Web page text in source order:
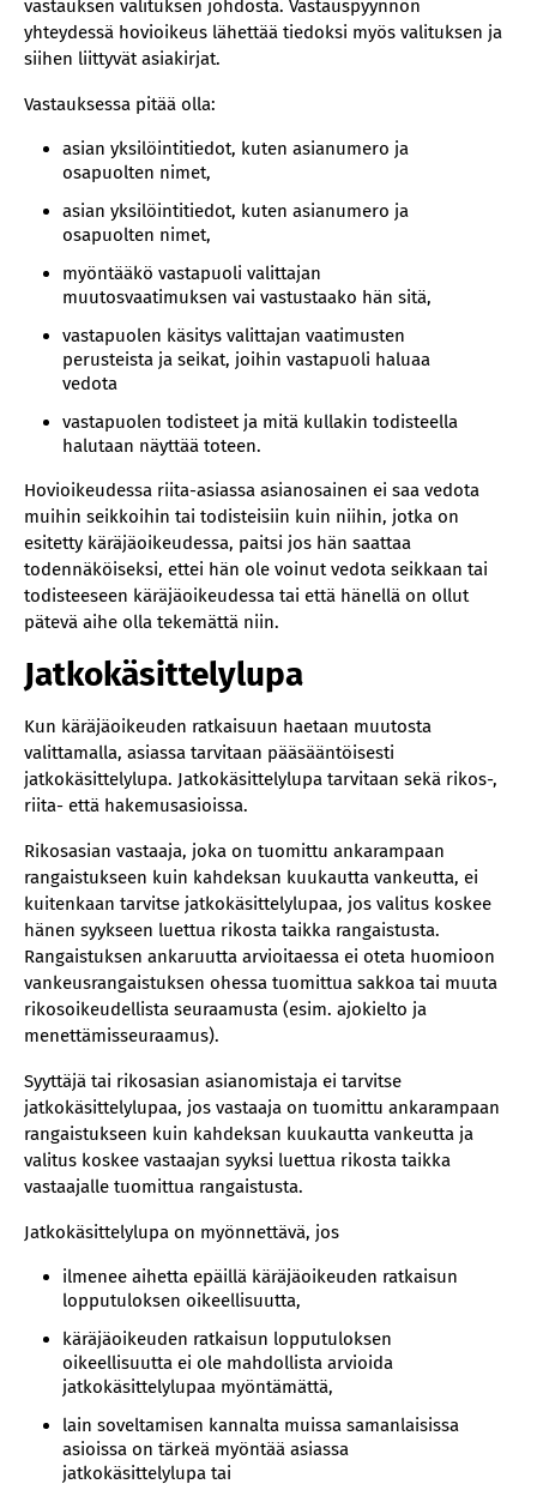
vastauksen valituksen johdosta. Vastauspyynnön
yhteydessä hovioikeus lähettää tiedoksi myös valituksen ja
siihen liittyvät asiakirjat.
Vastauksessa pitää olla:
‍asian yksilöintitiedot, kuten asianumero ja
osapuolten nimet,
asian yksilöintitiedot, kuten asianumero ja
osapuolten nimet,
myöntääkö vastapuoli valittajan
muutosvaatimuksen vai vastustaako hän sitä,
vastapuolen käsitys valittajan vaatimusten
perusteista ja seikat, joihin vastapuoli haluaa
vedota
vastapuolen todisteet ja mitä kullakin todisteella
halutaan näyttää toteen.
Hovioikeudessa riita-asiassa asianosainen ei saa vedota
muihin seikkoihin tai todisteisiin kuin niihin, jotka on
esitetty käräjäoikeudessa, paitsi jos hän saattaa
todennäköiseksi, ettei hän ole voinut vedota seikkaan tai
todisteeseen käräjäoikeudessa tai että hänellä on ollut
pätevä aihe olla tekemättä niin.
Jatkokäsittelylupa
Kun käräjäoikeuden ratkaisuun haetaan muutosta
valittamalla, asiassa tarvitaan pääsääntöisesti
jatkokäsittelylupa. Jatkokäsittelylupa tarvitaan sekä rikos-,
riita- että hakemusasioissa.
Rikosasian vastaaja, joka on tuomittu ankarampaan
rangaistukseen kuin kahdeksan kuukautta vankeutta, ei
kuitenkaan tarvitse jatkokäsittelylupaa, jos valitus koskee
hänen syykseen luettua rikosta taikka rangaistusta.
Rangaistuksen ankaruutta arvioitaessa ei oteta huomioon
vankeusrangaistuksen ohessa tuomittua sakkoa tai muuta
rikosoikeudellista seuraamusta (esim. ajokielto ja
menettämisseuraamus).
Syyttäjä tai rikosasian asianomistaja ei tarvitse
jatkokäsittelylupaa, jos vastaaja on tuomittu ankarampaan
rangaistukseen kuin kahdeksan kuukautta vankeutta ja
valitus koskee vastaajan syyksi luettua rikosta taikka
vastaajalle tuomittua rangaistusta.
Jatkokäsittelylupa on myönnettävä, jos
ilmenee aihetta epäillä käräjäoikeuden ratkaisun
lopputuloksen oikeellisuutta,
käräjäoikeuden ratkaisun lopputuloksen
oikeellisuutta ei ole mahdollista arvioida
jatkokäsittelylupaa myöntämättä,
lain soveltamisen kannalta muissa samanlaisissa
asioissa on tärkeä myöntää asiassa
jatkokäsittelylupa tai